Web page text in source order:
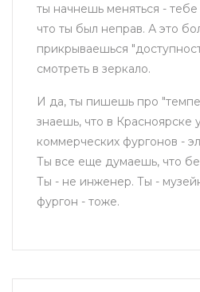
ты начнешь меняться -
что ты был неправ. А это
прикрываешься
смотреть в зеркало.
И да, ты пишешь про
знаешь, что в Красноярске
коммерческих фургонов -
Ты все еще думаешь, что
Ты - не инженер. Ты -
фургон - тоже.